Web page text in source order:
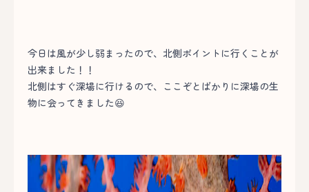
今日は風が少し弱まったので、北側ポイントに行くことが
出来ました！！
北側はすぐ深場に行けるので、ここぞとばかりに深場の生
物に会ってきました😆